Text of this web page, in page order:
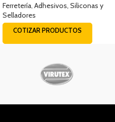
Ferretería Adhesivos, Siliconas y
Selladores
COTIZAR PRODUCTOS